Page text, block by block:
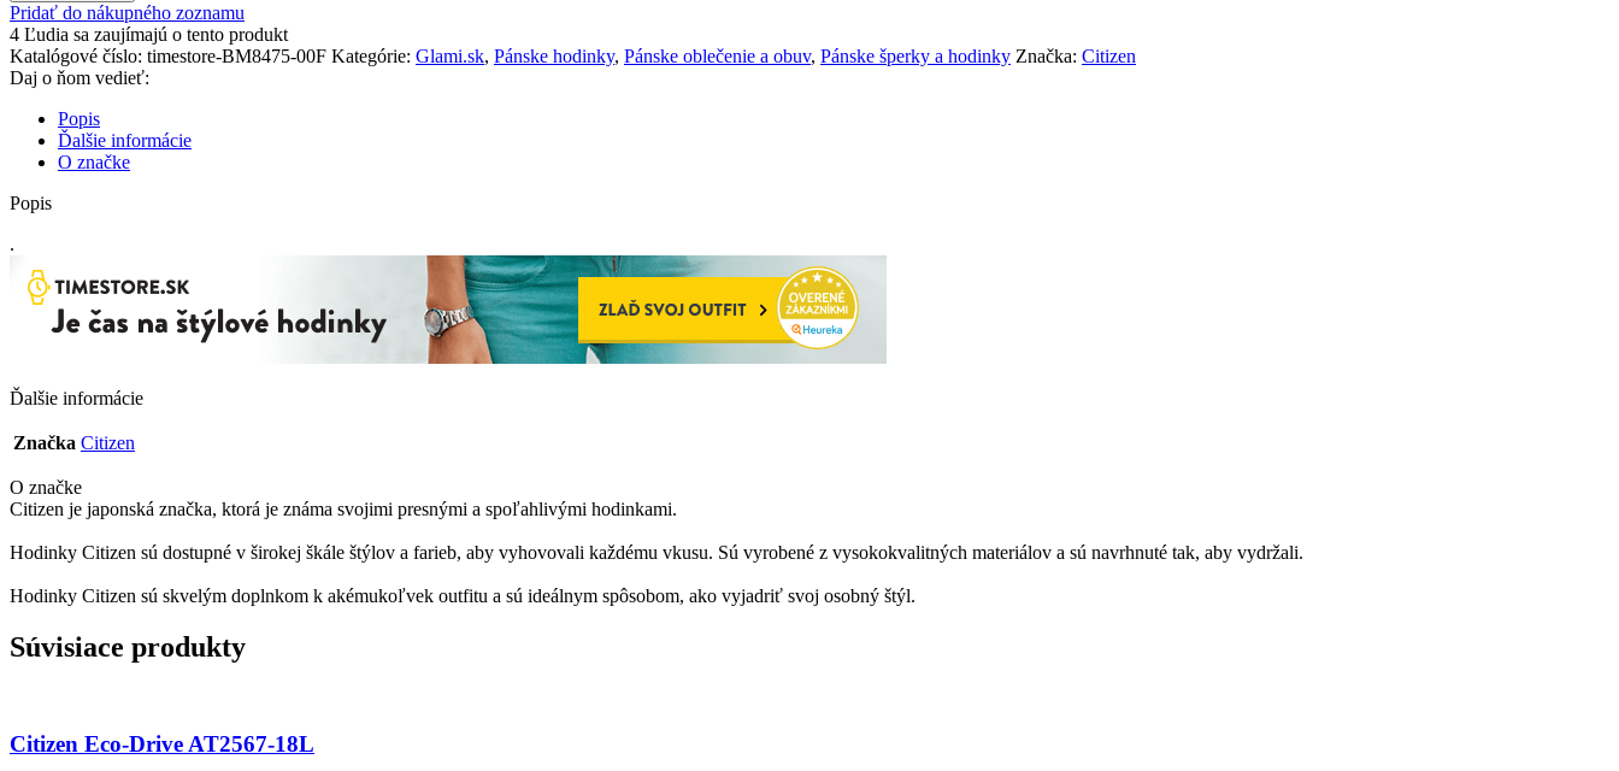
Pridať do nákupného zoznamu
4 Ľudia sa zaujímajú o tento produkt
Katalógové číslo: timestore-BM8475-00F Kategórie: Glami.sk, Pánske hodinky, Pánske oblečenie a obuv, Pánske šperky a hodinky Značka: Citizen
Daj o ňom vedieť:
Popis
Ďalšie informácie
O značke
Popis
.
Ďalšie informácie
Značka Citizen
O značke
Citizen je japonská značka, ktorá je známa svojimi presnými a spoľahlivými hodinkami.
Hodinky Citizen sú dostupné v širokej škále štýlov a farieb, aby vyhovovali každému vkusu. Sú vyrobené z vysokokvalitných materiálov a sú navrhnuté tak, aby vydržali.
Hodinky Citizen sú skvelým doplnkom k akémukoľvek outfitu a sú ideálnym spôsobom, ako vyjadriť svoj osobný štýl.
Súvisiace produkty
Citizen Eco-Drive AT2567-18L